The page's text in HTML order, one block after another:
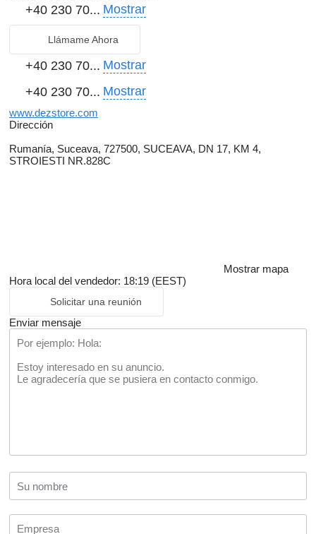
+40 230 70... Mostrar
Llámame Ahora
+40 230 70... Mostrar
+40 230 70... Mostrar
www.dezstore.com
Dirección
Rumanía, Suceava, 727500, SUCEAVA, DN 17, KM 4,
STROIESTI NR.828C
Mostrar mapa
Hora local del vendedor: 18:19 (EEST)
Solicitar una reunión
Enviar mensaje